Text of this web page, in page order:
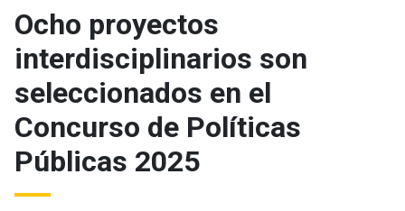
Ocho proyectos
interdisciplinarios son
seleccionados en el
Concurso de Políticas
Públicas 2025